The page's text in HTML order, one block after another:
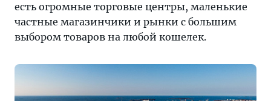
есть огромные торговые центры, маленькие
частные магазинчики и рынки с большим
выбором товаров на любой кошелек.